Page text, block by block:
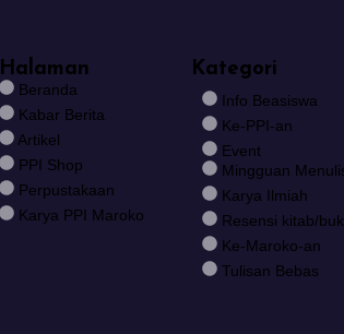
Halaman
Beranda
Kabar Berita
Artikel
PPI Shop
Perpustakaan
Karya PPI Maroko
Kategori
Info Beasiswa
Ke-PPI-an
Event
Mingguan
Karya Ilmiah
Resensi kitab/
Ke-Maroko-an
Tulisan Bebas